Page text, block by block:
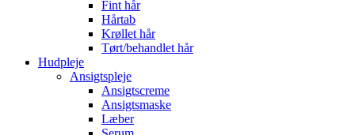
Fint hår
Hårtab
Krøllet hår
Tørt/behandlet hår
Hudpleje
Ansigtspleje
Ansigtscreme
Ansigtsmaske
Læber